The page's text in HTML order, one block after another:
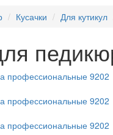
Кусачки Для кутикул